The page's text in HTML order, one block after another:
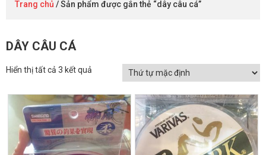
Trang chủ / Sản phẩm được gắn thẻ “dây câu cá”
DÂY CÂU CÁ
Hiển thị tất cả 3 kết quả